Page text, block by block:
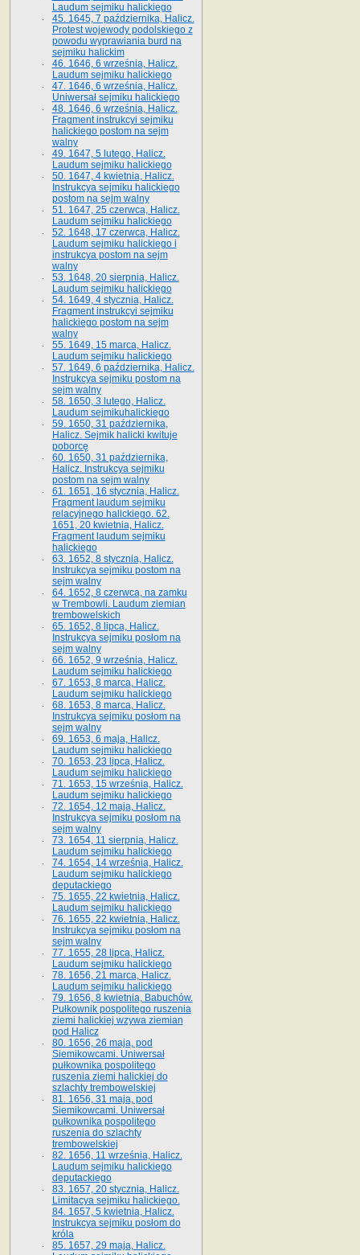
Laudum sejmiku halickiego
45. 1645, 7 października, Halicz.
Protest wojewody podolskiego z
powodu wyprawiania burd na
sejmiku halickim
46. 1646, 6 września, Halicz.
Laudum sejmiku halickiego
47. 1646, 6 września, Halicz.
Uniwersał sejmiku halickiego
48. 1646, 6 września, Halicz.
Fragment instrukcyi sejmiku
halickiego postom na sejm
walny
49. 1647, 5 lutego, Halicz.
Laudum sejmiku halickiego
50. 1647, 4 kwietnia, Halicz.
Instrukcya sejmiku halickiego
postom na sejm walny
51. 1647, 25 czerwca, Halicz.
Laudum sejmiku halickiego
52. 1648, 17 czerwca, Halicz.
Laudum sejmiku halickiego i
instrukcya postom na sejm
walny
53. 1648, 20 sierpnia, Halicz.
Laudum sejmiku halickiego
54. 1649, 4 stycznia, Halicz.
Fragment instrukcyi sejmiku
halickiego postom na sejm
walny
55. 1649, 15 marca, Halicz.
Laudum sejmiku halickiego
57. 1649, 6 października, Halicz.
Instrukcya sejmiku postom na
sejm walny
58. 1650, 3 lutego, Halicz.
Laudum sejmikuhalickiego
59. 1650, 31 października,
Halicz. Sejmik halicki kwituje
poborcę
60. 1650, 31 października,
Halicz. Instrukcya sejmiku
postom na sejm walny
61. 1651, 16 stycznia, Halicz.
Fragment laudum sejmiku
relacyjnego halickiego. 62.
1651, 20 kwietnia, Halicz.
Fragment laudum sejmiku
halickiego
63. 1652, 8 stycznia, Halicz.
Instrukcya sejmiku postom na
sejm walny
64. 1652, 8 czerwca, na zamku
w Trembowli. Laudum ziemian
trembowelskich
65. 1652, 8 lipca, Halicz.
Instrukcya sejmiku posłom na
sejm walny
66. 1652, 9 września, Halicz.
Laudum sejmiku halickiego
67. 1653, 8 marca, Halicz.
Laudum sejmiku halickiego
68. 1653, 8 marca, Halicz.
Instrukcya sejmiku posłom na
sejm walny
69. 1653, 6 maja, Halicz.
Laudum sejmiku halickiego
70. 1653, 23 lipca, Halicz.
Laudum sejmiku halickiego
71. 1653, 15 września, Halicz.
Laudum sejmiku halickiego
72. 1654, 12 maja, Halicz.
Instrukcya sejmiku posłom na
sejm walny
73. 1654, 11 sierpnia, Halicz.
Laudum sejmiku halickiego
74. 1654, 14 września, Halicz.
Laudum sejmiku halickiego
deputackiego
75. 1655, 22 kwietnia, Halicz.
Laudum sejmiku halickiego
76. 1655, 22 kwietnia, Halicz.
Instrukcya sejmiku posłom na
sejm walny
77. 1655, 28 lipca, Halicz.
Laudum sejmiku halickiego
78. 1656, 21 marca, Halicz.
Laudum sejmiku halickiego
79. 1656, 8 kwietnia, Babuchów.
Pułkownik pospolitego ruszenia
ziemi halickiej wzywa ziemian
pod Halicz
80. 1656, 26 maja, pod
Siemikowcami. Uniwersał
pułkownika pospolitego
ruszenia ziemi halickiej do
szlachty trembowelskiej
81. 1656, 31 maja, pod
Siemikowcami. Uniwersał
pułkownika pospolitego
ruszenia do szlachty
trembowelskiej
82. 1656, 11 września, Halicz.
Laudum sejmiku halickiego
deputackiego
83. 1657, 20 stycznia, Halicz.
Limitacya sejmiku halickiego.
84. 1657, 5 kwietnia, Halicz.
Instrukcya sejmiku posłom do
króla
85. 1657, 29 maja, Halicz.